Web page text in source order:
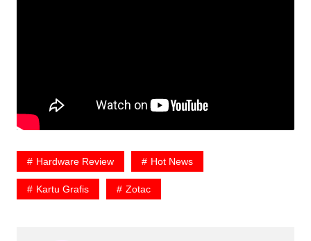
Hardware Review Hot News
Kartu Grafis Zotac